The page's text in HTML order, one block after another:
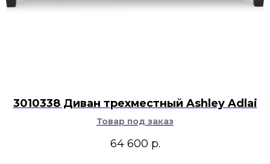
3010338 Диван трехместный Ashley Adlai
Товар под заказ
64 600 р.